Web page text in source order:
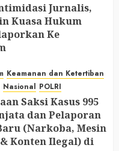
Jurnalis,
Kuasa Hukum
Ke
Keamanan dan Ketertiban
Nasional POLRI
Saksi Kasus 995
dan Pelaporan
(Narkoba, Mesin
Konten Ilegal) di